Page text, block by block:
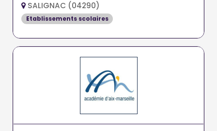
SALIGNAC (04290)
Etablissements scolaires